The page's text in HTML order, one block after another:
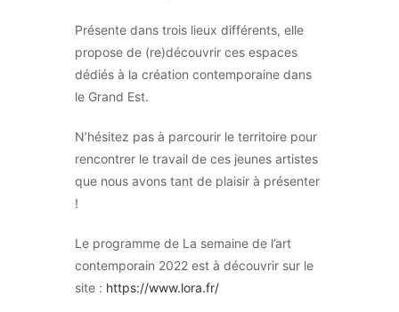
Présente dans trois lieux différents, elle
propose de (re)découvrir ces espaces
dédiés à la création contemporaine dans
le Grand Est.
N’hésitez pas à parcourir le territoire pour
rencontrer le travail de ces jeunes artistes
que nous avons tant de plaisir à présenter
!
Le programme de La semaine de l’art
contemporain 2022 est à découvrir sur le
site : https://www.lora.fr/